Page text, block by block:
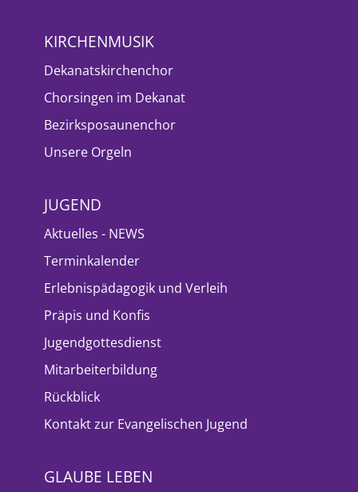
KIRCHENMUSIK
Dekanatskirchenchor
Chorsingen im Dekanat
Bezirksposaunenchor
Unsere Orgeln
JUGEND
Aktuelles - NEWS
Terminkalender
Erlebnispädagogik und Verleih
Präpis und Konfis
Jugendgottesdienst
Mitarbeiterbildung
Rückblick
Kontakt zur Evangelischen Jugend
GLAUBE LEBEN